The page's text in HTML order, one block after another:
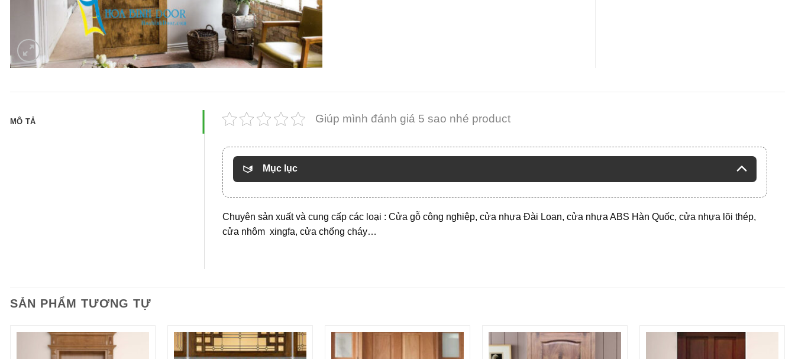
MÔ TẢ Giúp mình đánh giá 5 sao nhé product
Mục lục
Chuyên sản xuất và cung cấp các loại : Cửa gỗ công nghiệp, cửa nhựa Đài Loan, cửa nhựa ABS Hàn Quốc, cửa nhựa lõi thép,
cửa nhôm xingfa, cửa chống cháy…
SẢN PHẨM TƯƠNG TỰ